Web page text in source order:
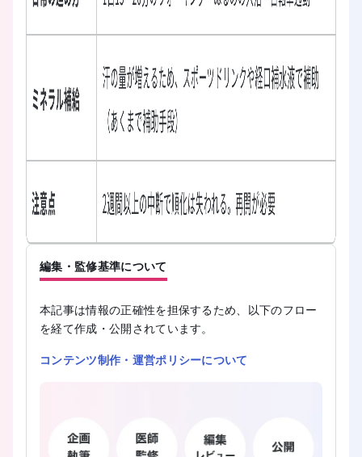
編集・監修基準について
本記事は情報の正確性を担保するため、以下のフロー
を経て作成・公開されています。
コンテンツ制作・運営ポリシーについて